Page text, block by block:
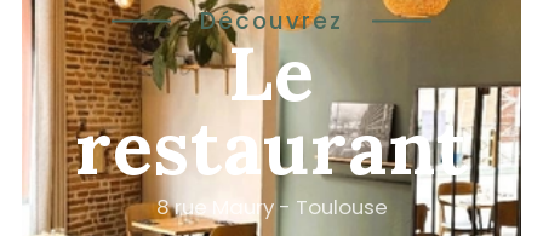
Découvrez
Le
restaurant
8rue M ury - Toulouse